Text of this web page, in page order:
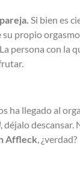
Si bien es
su propio
persona con la
ha llegado al
, déjalo
Affleck , ¿verdad?